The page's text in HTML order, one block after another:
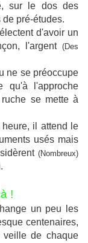
sur le dos des
pré-études.
d'avoir un
l'argent (Des
ne se préoccupe
qu'à l'approche
se mette à
il attend le
usés mais
(Nombreux)
!
un peu les
centenaires,
veille de chaque